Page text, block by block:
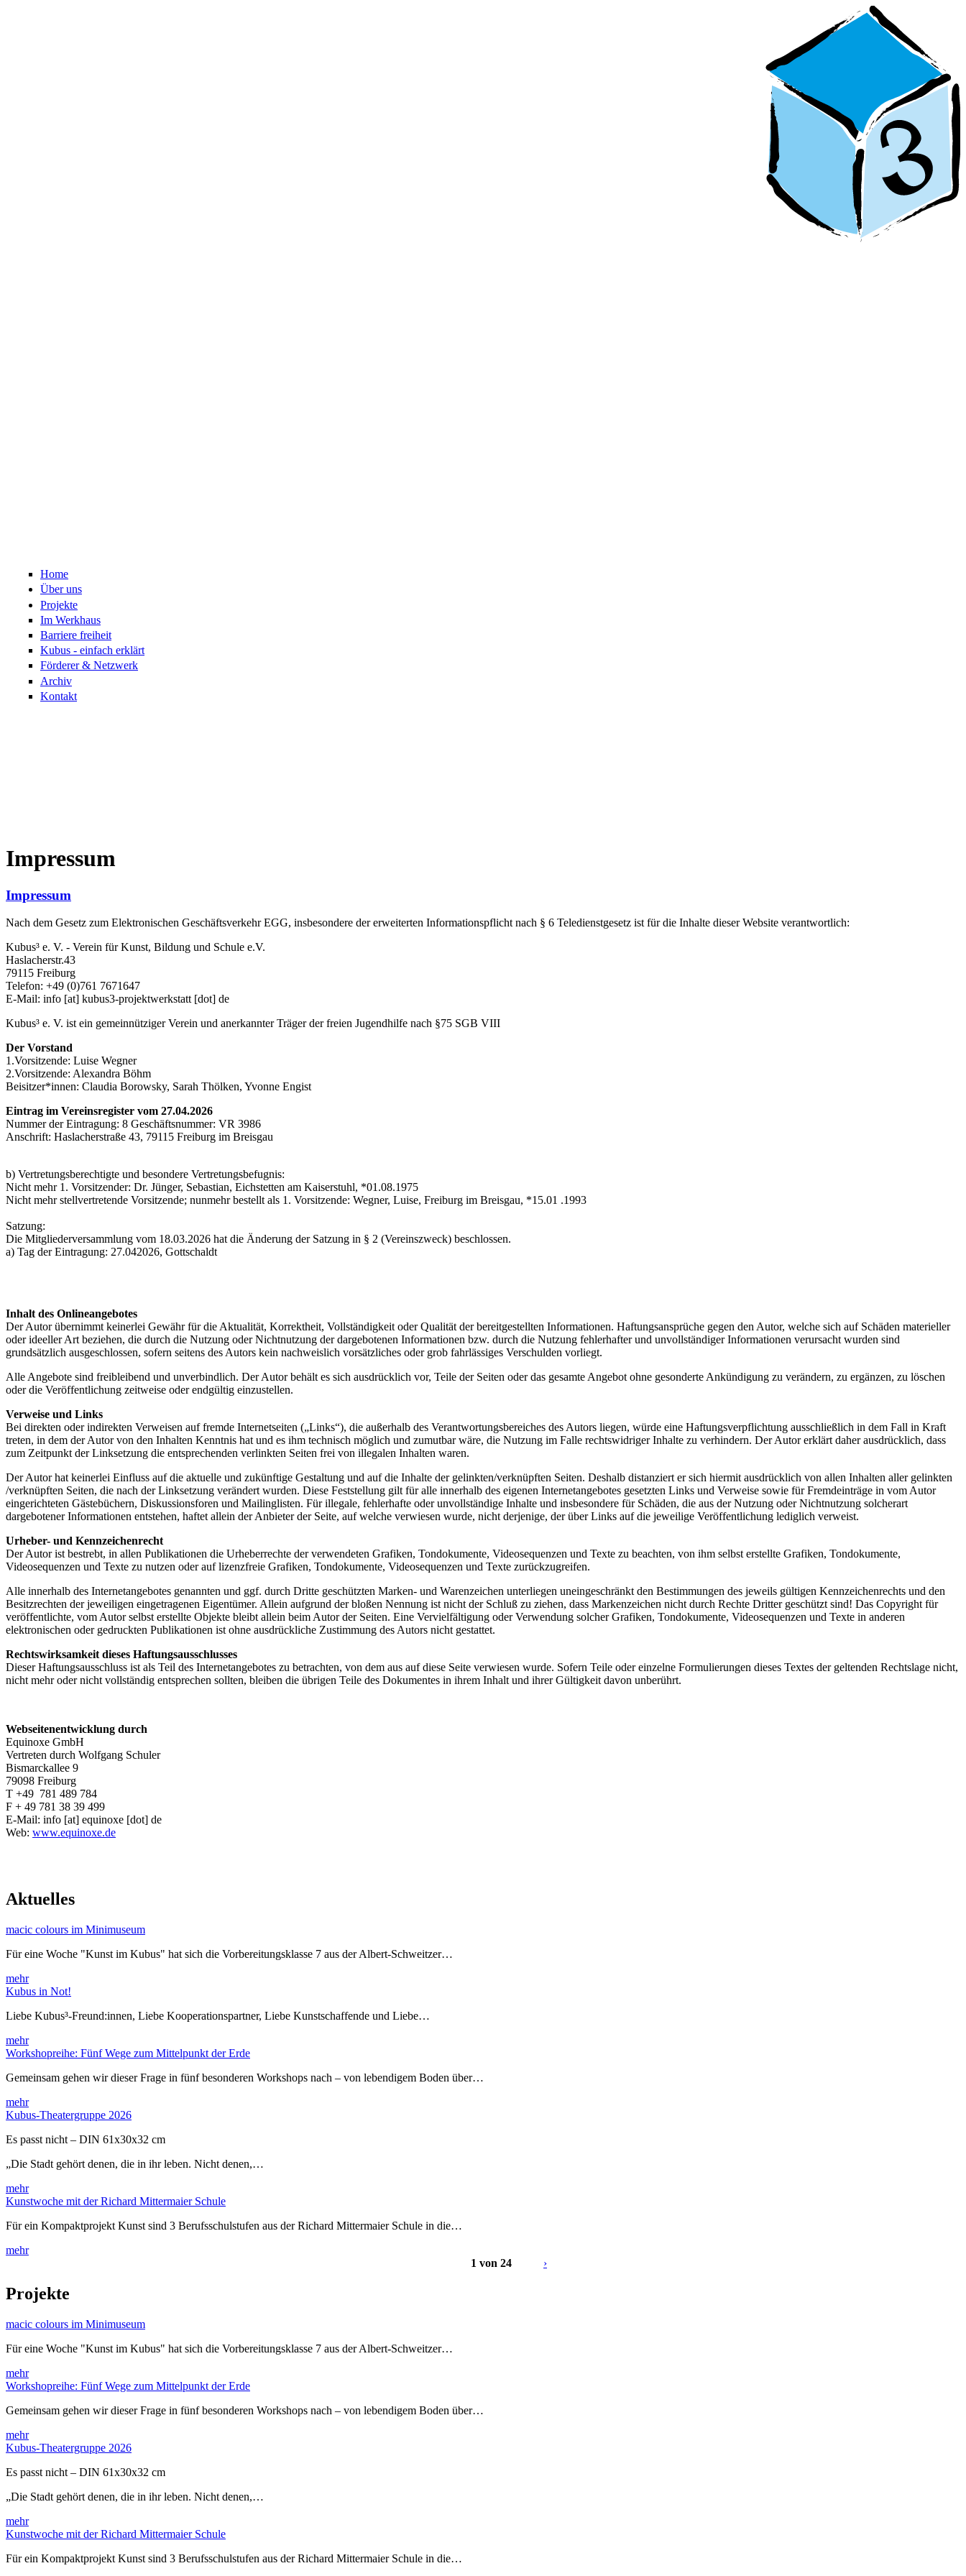
Home
Über uns
Projekte
Im Werkhaus
Barriere freiheit
Kubus - einfach erklärt
Förderer & Netzwerk
Archiv
Kontakt
Impressum
Impressum
Nach dem Gesetz zum Elektronischen Geschäftsverkehr EGG, insbesondere der erweiterten Informationspflicht nach § 6 Teledienstgesetz ist für die Inhalte dieser Website verantwortlich:
Kubus³ e. V. - Verein für Kunst, Bildung und Schule e.V.
Haslacherstr.43
79115 Freiburg
Telefon: +49 (0)761 7671647
E-Mail: info [at] kubus3-projektwerkstatt [dot] de
Kubus³ e. V. ist ein gemeinnütziger Verein und anerkannter Träger der freien Jugendhilfe nach §75 SGB VIII
Der Vorstand
1.Vorsitzende: Luise Wegner
2.Vorsitzende: Alexandra Böhm
Beisitzer*innen: Claudia Borowsky, Sarah Thölken, Yvonne Engist
Eintrag im Vereinsregister vom 27.04.2026
Nummer der Eintragung: 8 Geschäftsnummer: VR 3986
Anschrift: Haslacherstraße 43, 79115 Freiburg im Breisgau
b) Vertretungsberechtigte und besondere Vertretungsbefugnis:
Nicht mehr 1. Vorsitzender: Dr. Jünger, Sebastian, Eichstetten am Kaiserstuhl, *01.08.1975
Nicht mehr stellvertretende Vorsitzende; nunmehr bestellt als 1. Vorsitzende: Wegner, Luise, Freiburg im Breisgau, *15.01 .1993
Satzung:
Die Mitgliederversammlung vom 18.03.2026 hat die Änderung der Satzung in § 2 (Vereinszweck) beschlossen.
a) Tag der Eintragung: 27.042026, Gottschaldt
Inhalt des Onlineangebotes
Der Autor übernimmt keinerlei Gewähr für die Aktualität, Korrektheit, Vollständigkeit oder Qualität der bereitgestellten Informationen. Haftungsansprüche gegen den Autor, welche sich auf Schäden materieller
oder ideeller Art beziehen, die durch die Nutzung oder Nichtnutzung der dargebotenen Informationen bzw. durch die Nutzung fehlerhafter und unvollständiger Informationen verursacht wurden sind
grundsätzlich ausgeschlossen, sofern seitens des Autors kein nachweislich vorsätzliches oder grob fahrlässiges Verschulden vorliegt.
Alle Angebote sind freibleibend und unverbindlich. Der Autor behält es sich ausdrücklich vor, Teile der Seiten oder das gesamte Angebot ohne gesonderte Ankündigung zu verändern, zu ergänzen, zu löschen
oder die Veröffentlichung zeitweise oder endgültig einzustellen.
Verweise und Links
Bei direkten oder indirekten Verweisen auf fremde Internetseiten („Links“), die außerhalb des Verantwortungsbereiches des Autors liegen, würde eine Haftungsverpflichtung ausschließlich in dem Fall in Kraft
treten, in dem der Autor von den Inhalten Kenntnis hat und es ihm technisch möglich und zumutbar wäre, die Nutzung im Falle rechtswidriger Inhalte zu verhindern. Der Autor erklärt daher ausdrücklich, dass
zum Zeitpunkt der Linksetzung die entsprechenden verlinkten Seiten frei von illegalen Inhalten waren.
Der Autor hat keinerlei Einfluss auf die aktuelle und zukünftige Gestaltung und auf die Inhalte der gelinkten/verknüpften Seiten. Deshalb distanziert er sich hiermit ausdrücklich von allen Inhalten aller gelinkten
/verknüpften Seiten, die nach der Linksetzung verändert wurden. Diese Feststellung gilt für alle innerhalb des eigenen Internetangebotes gesetzten Links und Verweise sowie für Fremdeinträge in vom Autor
eingerichteten Gästebüchern, Diskussionsforen und Mailinglisten. Für illegale, fehlerhafte oder unvollständige Inhalte und insbesondere für Schäden, die aus der Nutzung oder Nichtnutzung solcherart
dargebotener Informationen entstehen, haftet allein der Anbieter der Seite, auf welche verwiesen wurde, nicht derjenige, der über Links auf die jeweilige Veröffentlichung lediglich verweist.
Urheber- und Kennzeichenrecht
Der Autor ist bestrebt, in allen Publikationen die Urheberrechte der verwendeten Grafiken, Tondokumente, Videosequenzen und Texte zu beachten, von ihm selbst erstellte Grafiken, Tondokumente,
Videosequenzen und Texte zu nutzen oder auf lizenzfreie Grafiken, Tondokumente, Videosequenzen und Texte zurückzugreifen.
Alle innerhalb des Internetangebotes genannten und ggf. durch Dritte geschützten Marken- und Warenzeichen unterliegen uneingeschränkt den Bestimmungen des jeweils gültigen Kennzeichenrechts und den
Besitzrechten der jeweiligen eingetragenen Eigentümer. Allein aufgrund der bloßen Nennung ist nicht der Schluß zu ziehen, dass Markenzeichen nicht durch Rechte Dritter geschützt sind! Das Copyright für
veröffentlichte, vom Autor selbst erstellte Objekte bleibt allein beim Autor der Seiten. Eine Vervielfältigung oder Verwendung solcher Grafiken, Tondokumente, Videosequenzen und Texte in anderen
elektronischen oder gedruckten Publikationen ist ohne ausdrückliche Zustimmung des Autors nicht gestattet.
Rechtswirksamkeit dieses Haftungsausschlusses
Dieser Haftungsausschluss ist als Teil des Internetangebotes zu betrachten, von dem aus auf diese Seite verwiesen wurde. Sofern Teile oder einzelne Formulierungen dieses Textes der geltenden Rechtslage nicht,
nicht mehr oder nicht vollständig entsprechen sollten, bleiben die übrigen Teile des Dokumentes in ihrem Inhalt und ihrer Gültigkeit davon unberührt.
Webseitenentwicklung durch
Equinoxe GmbH
Vertreten durch Wolfgang Schuler
Bismarckallee 9
79098 Freiburg
T +49 781 489 784
F + 49 781 38 39 499
E-Mail: info [at] equinoxe [dot] de
Web: www.equinoxe.de
Aktuelles
macic colours im Minimuseum
Für eine Woche "Kunst im Kubus" hat sich die Vorbereitungsklasse 7 aus der Albert-Schweitzer…
mehr
Kubus in Not!
Liebe Kubus³-Freund:innen, Liebe Kooperationspartner, Liebe Kunstschaffende und Liebe…
mehr
Workshopreihe: Fünf Wege zum Mittelpunkt der Erde
Gemeinsam gehen wir dieser Frage in fünf besonderen Workshops nach – von lebendigem Boden über…
mehr
Kubus-Theatergruppe 2026
Es passt nicht – DIN 61x30x32 cm
„Die Stadt gehört denen, die in ihr leben. Nicht denen,…
mehr
Kunstwoche mit der Richard Mittermaier Schule
Für ein Kompaktprojekt Kunst sind 3 Berufsschulstufen aus der Richard Mittermaier Schule in die…
mehr
1 von 24
›
Projekte
macic colours im Minimuseum
Für eine Woche "Kunst im Kubus" hat sich die Vorbereitungsklasse 7 aus der Albert-Schweitzer…
mehr
Workshopreihe: Fünf Wege zum Mittelpunkt der Erde
Gemeinsam gehen wir dieser Frage in fünf besonderen Workshops nach – von lebendigem Boden über…
mehr
Kubus-Theatergruppe 2026
Es passt nicht – DIN 61x30x32 cm
„Die Stadt gehört denen, die in ihr leben. Nicht denen,…
mehr
Kunstwoche mit der Richard Mittermaier Schule
Für ein Kompaktprojekt Kunst sind 3 Berufsschulstufen aus der Richard Mittermaier Schule in die…